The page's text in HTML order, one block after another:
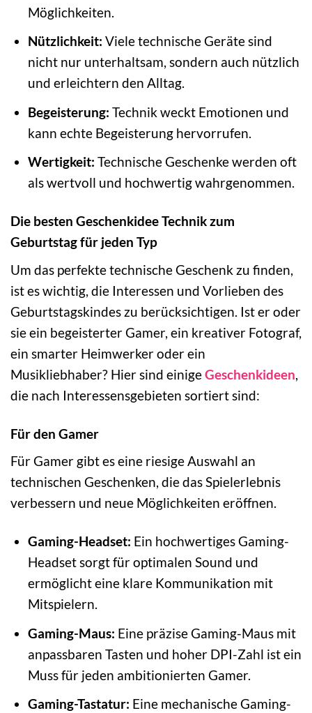
Möglichkeiten.
Nützlichkeit: Viele technische Geräte sind
nicht nur unterhaltsam, sondern auch nützlich
und erleichtern den Alltag.
Begeisterung: Technik weckt Emotionen und
kann echte Begeisterung hervorrufen.
Wertigkeit: Technische Geschenke werden oft
als wertvoll und hochwertig wahrgenommen.
Die besten Geschenkidee Technik zum
Geburtstag für jeden Typ
Um das perfekte technische Geschenk zu finden,
ist es wichtig, die Interessen und Vorlieben des
Geburtstagskindes zu berücksichtigen. Ist er oder
sie ein begeisterter Gamer, ein kreativer Fotograf,
ein smarter Heimwerker oder ein
Musikliebhaber? Hier sind einigeGeschenkideen,
die nach Interessensgebieten sortiert sind:
Für den Gamer
Für Gamer gibt es eine riesige Auswahl an
technischen Geschenken, die das Spielerlebnis
verbessern und neue Möglichkeiten eröffnen.
Gaming-Headset: Ein hochwertiges Gaming-
Headset sorgt für optimalen Sound und
ermöglicht eine klare Kommunikation mit
Mitspielern.
Gaming-Maus: Eine präzise Gaming-Maus mit
anpassbaren Tasten und hoher DPI-Zahl ist ein
Muss für jeden ambitionierten Gamer.
Gaming-Tastatur: Eine mechanische Gaming-